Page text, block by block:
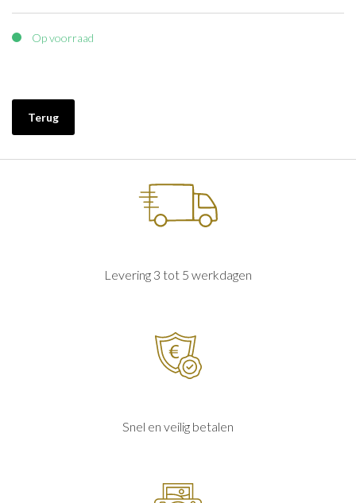
Op voorraad
Terug
Levering 3 tot 5 werkdagen
Snel en veilig betalen